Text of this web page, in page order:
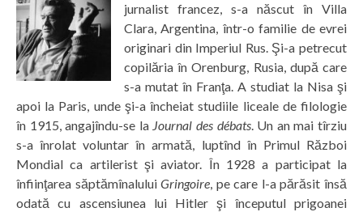
jurnalist francez, s-a născut în Villa
Clara, Argentina, într-o familie de evrei
originari din Imperiul Rus. Şi-a petrecut
copilăria în Orenburg, Rusia, după care
s-a mutat în Franţa. A studiat la Nisa şi
apoi la Paris, unde şi-a încheiat studiile liceale de filologie
în 1915, angajîndu-se la Journal des débats. Un an mai tîrziu
s-a înrolat voluntar în armată, luptînd în Primul Război
Mondial ca artilerist şi aviator. În 1928 a participat la
înfiinţarea săptămînaluluiGringoire, pe care l-a părăsit însă
odată cu ascensiunea lui Hitler şi începutul prigoanei